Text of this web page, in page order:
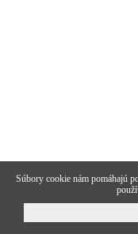
Súbory cookie nám pomáhajú